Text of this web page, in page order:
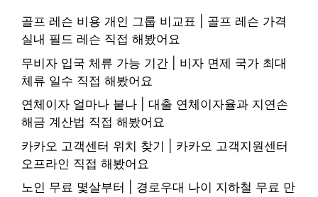
골프 레슨 비용 개인 그룹 비교표 | 골프 레슨 가격
실내 필드 레슨 직접 해봤어요
무비자 입국 체류 가능 기간 | 비자 면제 국가 최대
체류 일수 직접 해봤어요
연체이자 얼마나 붙나 | 대출 연체이자율과 지연손
해금 계산법 직접 해봤어요
카카오 고객센터 위치 찾기 | 카카오 고객지원센터
오프라인 직접 해봤어요
노인 무료 몇살부터 | 경로우대 나이 지하철 무료 만